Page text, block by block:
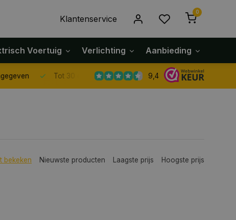
Klantenservice
0
Voertuig Verlichting Aanbieding
Tot 30 dagen retour sturen. 9,4
bekeken Nieuwste producten Laagste prijs Hoogste prijs